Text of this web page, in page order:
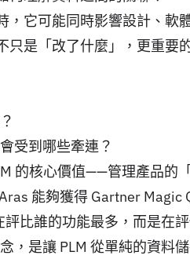
，它可能同時影響設計、軟
只是「改了什麼」，更重要
受到哪些牽連？
的核心價值——管理產品的
能夠獲得 Gartner Magic
比誰的功能最多，而是在
，是讓 PLM 從單純的資料